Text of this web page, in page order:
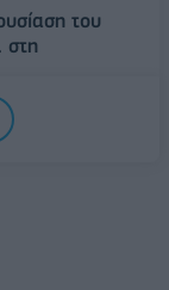
του
στη
– Πάνω από